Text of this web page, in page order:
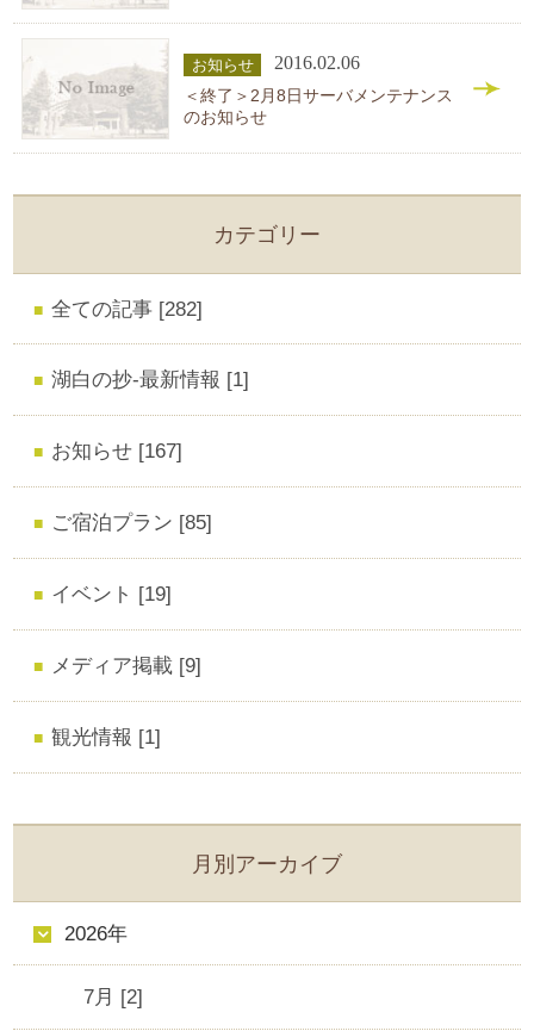
お知らせ 2016.02.06
＜終了＞2月8日サーバメンテナンス
のお知らせ
カテゴリー
全ての記事 [282]
湖白の抄‐最新情報 [1]
お知らせ [167]
ご宿泊プラン [85]
イベント [19]
メディア掲載 [9]
観光情報 [1]
月別アーカイブ
2026年
7月 [2]